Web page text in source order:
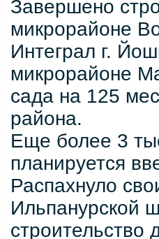
Завершено
микрорайоне
Интеграл г.
микрорайоне
сада на 125
района.
Еще более 3
планируется
Распахнуло
Ильпанурской